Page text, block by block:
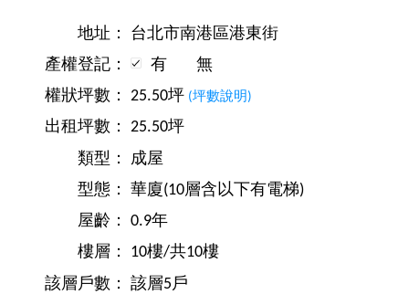
地址：
台北市南港區港東街
產權登記：
有
無
權狀坪數：
25.50坪 (坪數說明)
出租坪數：
25.50坪
類型：
成屋
型態：
華廈(10層含以下有電梯)
屋齡：
0.9年
樓層：
10樓/共10樓
該層戶數：
該層5戶